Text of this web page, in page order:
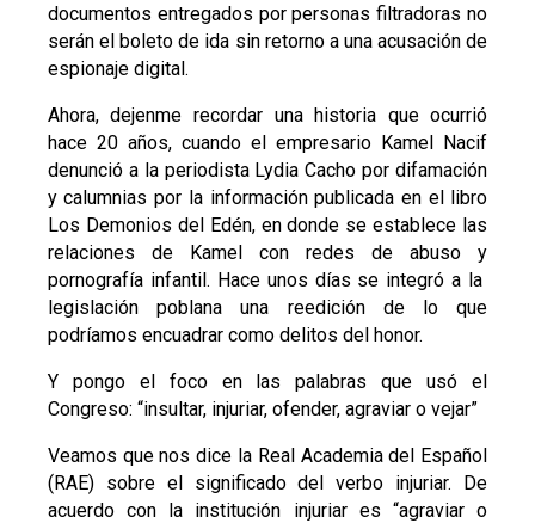
documentos entregados por personas filtradoras no
serán el boleto de ida sin retorno a una acusación de
espionaje digital.
Ahora, dejenme recordar una historia que ocurrió
hace 20 años, cuando el empresario Kamel Nacif
denunció a la periodista Lydia Cacho por difamación
y calumnias por la información publicada en el libro
Los Demonios del Edén, en donde se establece las
relaciones de Kamel con redes de abuso y
pornografía infantil. Hace unos días se integró a la
legislación poblana una reedición de lo que
podríamos encuadrar como delitos del honor.
Y pongo el foco en las palabras que usó el
Congreso: “insultar, injuriar, ofender, agraviar o vejar”
Veamos que nos dice la Real Academia del Español
(RAE) sobre el significado del verbo injuriar. De
acuerdo con la institución injuriar es “agraviar o